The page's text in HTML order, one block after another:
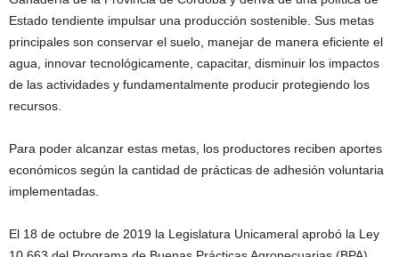
Estado tendiente impulsar una producción sostenible. Sus metas
principales son conservar el suelo, manejar de manera eficiente el
agua, innovar tecnológicamente, capacitar, disminuir los impactos
de las actividades y fundamentalmente producir protegiendo los
recursos.
Para poder alcanzar estas metas, los productores reciben aportes
económicos según la cantidad de prácticas de adhesión voluntaria
implementadas.
El 18 de octubre de 2019 la Legislatura Unicameral aprobó la Ley